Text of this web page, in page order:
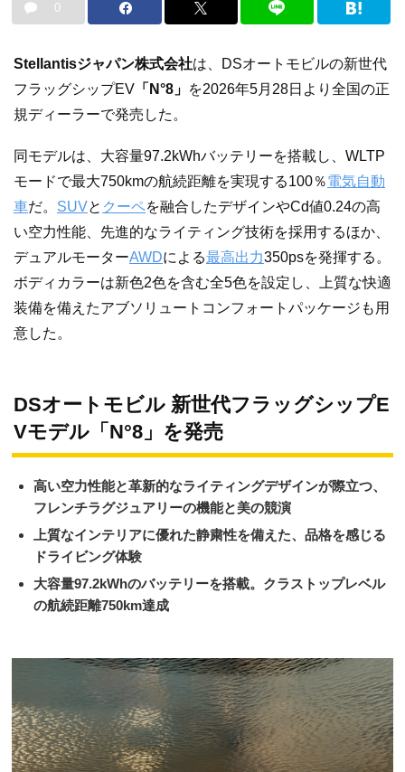
0
Stellantisジャパン株式会社は、DSオートモビルの新世代
フラッグシップEV 「N°8」 を2026年5月28日より全国の正
規ディーラーで発売した。
同モデルは、大容量97.2kWhバッテリーを搭載し、WLTP
モードで最大750kmの航続距離を実現する100％電気自動
車だ。 SUVと クーペを融合したデザインやCd値0.24の高
い空力性能、先進的なライティング技術を採用するほか、
デュアルモーターAWDによる最高出力350psを発揮する。
ボディカラーは新色2色を含む全5色を設定し、上質な快適
装備を備えたアブソリュートコンフォートパッケージも用
意した。
DSオートモビル 新世代フラッグシップE
Vモデル「N°8」を発売
高い空力性能と革新的なライティングデザインが際立つ、
フレンチラグジュアリーの機能と美の競演
上質なインテリアに優れた静粛性を備えた、品格を感じる
ドライビング体験
大容量97.2kWhのバッテリーを搭載。クラストップレベル
の航続距離750km達成